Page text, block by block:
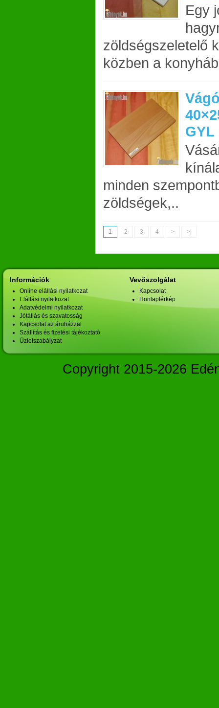
Egy
zöldségszeletelő
közben a
GYL
minden
zöldségek,..
1 2 3 4 > >|
Információk
Online elállási nyilatkozat
Elállási nyilatkozat
Adatvédelmi nyilatkozat
Jótállás és szavatosság
Kapcsolat az áruházzal
Szállítás és fizetési tájékoztató
Üzletszabályzat
Vevőszolgálat
Kapcsolat
Honlaptérkép
Copyright 2015-2026